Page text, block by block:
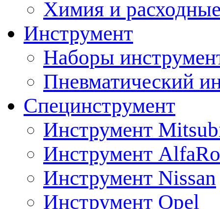
Химия и
Инструмент
Наборы
Пневматический
Специнструмент
Инструмент
Инструмент
Инструмент Nissan
Инструмент Opel